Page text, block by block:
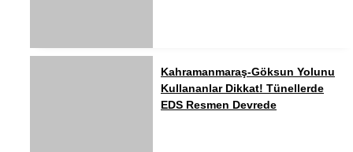
Kahramanmaraş-Göksun Yolunu
Kullananlar Dikkat! Tünellerde
EDS Resmen Devrede